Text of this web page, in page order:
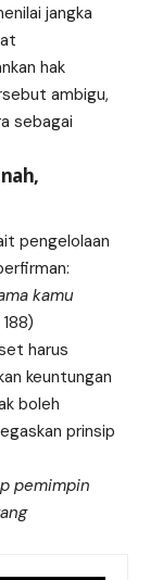
jangka
hak
ambigu,
sebagai
pengelolaan
kamu
harus
keuntungan
boleh
prinsip
pemimpin